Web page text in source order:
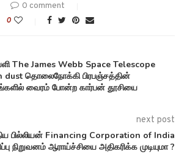
0 comment
0
The James Webb Space Telescope
dust தொலைநோக்கி பிரபஞ்சத்தின்
வைரம் போன்ற கார்பன் தூசியை
next post
பில்லியன் Financing Corporation of India
நிறுவனம் ஆராய்ச்சியை அதிகரிக்க முடியுமா ?